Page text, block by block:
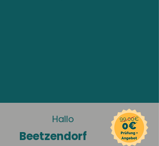
Hallo
Beetzendorf